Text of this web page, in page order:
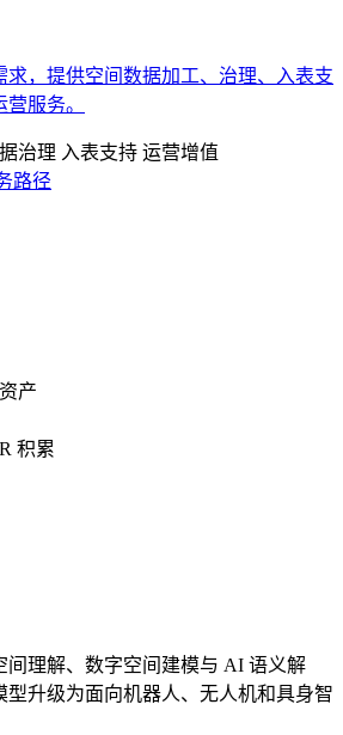
求，提供空间数据加工、治理、入表支
服务。
治理 入表支持 运营增值
路径
产
积累
间理解、数字空间建模与 AI 语义解
型升级为面向机器人、无人机和具身智